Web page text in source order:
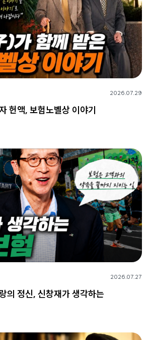
2026.07.29
헌액, 보험노벨상 이야기
2026.07.27
의 정신, 신창재가 생각하는